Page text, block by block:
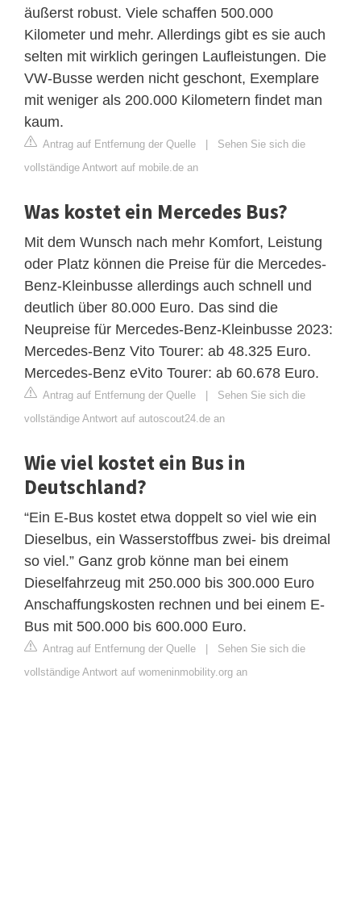
äußerst robust. Viele schaffen 500.000
Kilometer und mehr. Allerdings gibt es sie auch
selten mit wirklich geringen Laufleistungen. Die
VW-Busse werden nicht geschont, Exemplare
mit weniger als 200.000 Kilometern findet man
kaum.
Antrag auf Entfernung der Quelle | Sehen Sie sich die
vollständige Antwort auf mobile.de an
Was kostet ein Mercedes Bus?
Mit dem Wunsch nach mehr Komfort, Leistung
oder Platz können die Preise für die Mercedes-
Benz-Kleinbusse allerdings auch schnell und
deutlich über 80.000 Euro. Das sind die
Neupreise für Mercedes-Benz-Kleinbusse 2023:
Mercedes-Benz Vito Tourer: ab 48.325 Euro.
Mercedes-Benz eVito Tourer: ab 60.678 Euro.
Antrag auf Entfernung der Quelle | Sehen Sie sich die
vollständige Antwort auf autoscout24.de an
Wie viel kostet ein Bus in
Deutschland?
“Ein E-Bus kostet etwa doppelt so viel wie ein
Dieselbus, ein Wasserstoffbus zwei- bis dreimal
so viel.” Ganz grob könne man bei einem
Dieselfahrzeug mit 250.000 bis 300.000 Euro
Anschaffungskosten rechnen und bei einem E-
Bus mit 500.000 bis 600.000 Euro.
Antrag auf Entfernung der Quelle | Sehen Sie sich die
vollständige Antwort auf womeninmobility.org an